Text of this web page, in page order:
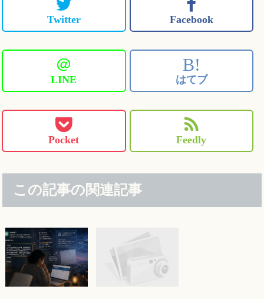
Twitter Facebook
＠
LINE
B!
はてブ
Pocket Feedly
この記事の関連記事